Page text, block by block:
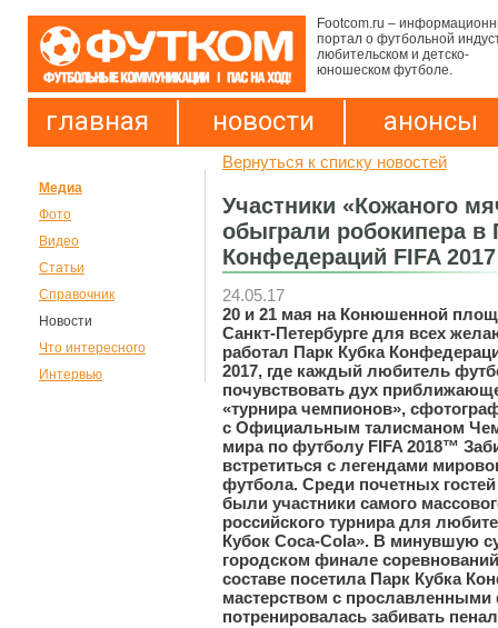
Footcom.ru –
портал о футбольной
любительском и детско-
юношеском футболе.
главная новости анонсы
Медиа
Фото
Видео
Статьи
Справочник
Новости
Что интересного
Интервью
Вернуться к списку новостей
Участники «Кожаного
обыграли робокипера в
Конфедераций FIFA
24.05.17
20 и 21 мая на Конюшенной
Санкт-Петербурге для всех
работал Парк Кубка
2017, где каждый любитель
почувствовать дух
«турнира чемпионов»,
с Официальным талисманом
мира по футболу FIFA 2018™
встретиться с легендами
футбола. Среди почетных гостей
были участники самого
российского турнира для
Кубок Coca-Cola». В минувшую
городском финале
составе посетила Парк Кубка
мастерством с
потренировалась забивать